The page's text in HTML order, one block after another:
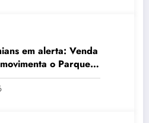
em alerta: Venda
o Parque